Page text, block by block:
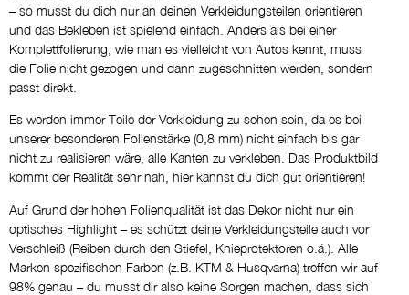
Eigene Logos
NEIN DANKE
Entwurf per E-Mail
NEIN DANKE
Kommentar
– so musst du dich nur an deinen Verkleidungsteilen orientieren
und das Bekleben ist spielend einfach. Anders als bei einer
Komplettfolierung, wie man es vielleicht von Autos kennt, muss
die Folie nicht gezogen und dann zugeschnitten werden, sondern
passt direkt.
Es werden immer Teile der Verkleidung zu sehen sein, da es bei
unserer besonderen Folienstärke (0,8 mm) nicht einfach bis gar
nicht zu realisieren wäre, alle Kanten zu verkleben. Das Produktbild
kommt der Realität sehr nah, hier kannst du dich gut orientieren!
Auf Grund der hohen Folienqualität ist das Dekor nicht nur ein
optisches Highlight – es schützt deine Verkleidungsteile auch vor
Verschleiß (Reiben durch den Stiefel, Knieprotektoren o.ä.). Alle
Marken spezifischen Farben (z.B. KTM & Husqvarna) treffen wir auf
98% genau – du musst dir also keine Sorgen machen, dass sich